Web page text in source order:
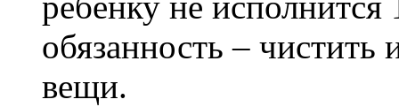
обязанность – чистить
вещи.